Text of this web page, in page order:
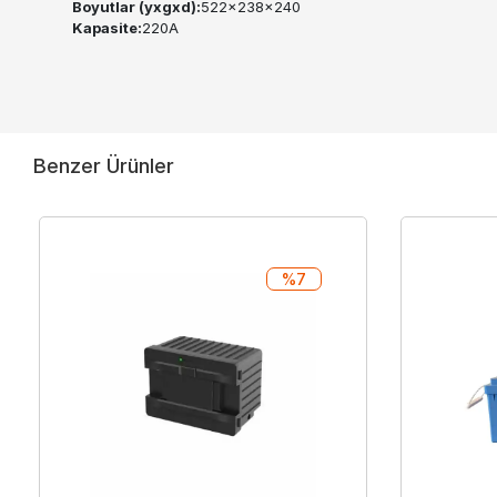
Boyutlar (yxgxd):522x238x240
Kapasite:220A
Benzer Ürünler
%7